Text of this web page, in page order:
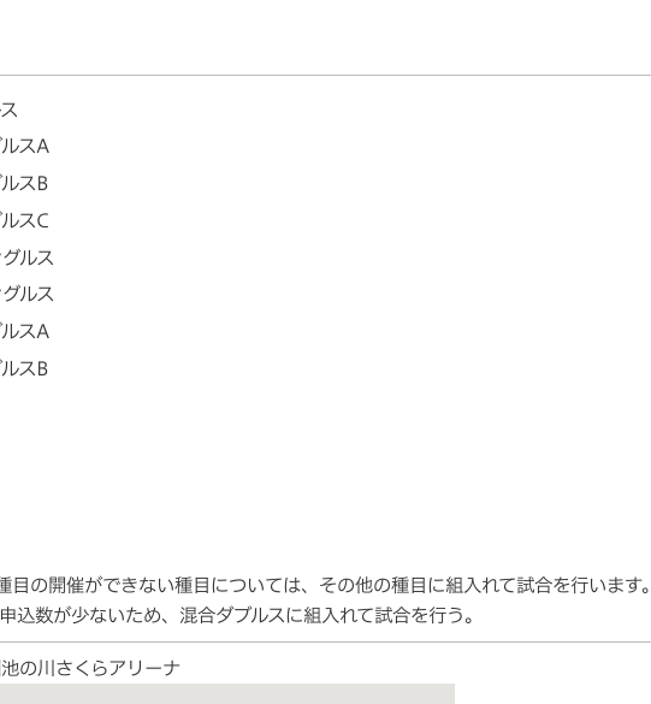
スA
スB
スC
ルス
ルス
スA
スB
の開催ができない種目については、その他の種目に組入れて試合を行います。
込数が少ないため、混合ダブルスに組入れて試合を行う。
の川さくらアリーナ